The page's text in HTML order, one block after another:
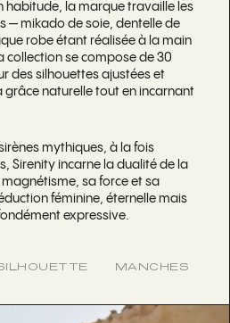
habitude, la marque travaille les
— mikado de soie, dentelle de
robe étant réalisée à la main
collection se compose de 30
des silhouettes ajustées et
grâce naturelle tout en incarnant
mythiques, à la fois
Sirenity incarne la dualité de la
sa force et sa
féminine, éternelle mais
expressive.
MANCHES